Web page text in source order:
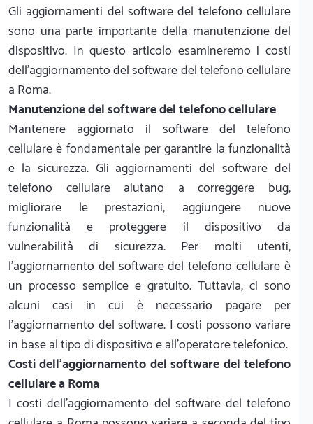
Gli aggiornamenti del software del telefono cellulare
sono una parte importante della manutenzione del
dispositivo. In questo articolo esamineremo i costi
dell'aggiornamento del software del telefono cellulare
a Roma.
Manutenzione del software del telefono cellulare
Mantenere aggiornato il software del telefono
cellulare è fondamentale per garantire la funzionalità
e la sicurezza. Gli aggiornamenti del software del
telefono cellulare aiutano a correggere bug,
migliorare le prestazioni, aggiungere nuove
funzionalità e proteggere il dispositivo da
vulnerabilità di sicurezza. Per molti utenti,
l'aggiornamento del software del telefono cellulare è
un processo semplice e gratuito. Tuttavia, ci sono
alcuni casi in cui è necessario pagare per
l'aggiornamento del software. I costi possono variare
in base al tipo di dispositivo e all'operatore telefonico.
Costi dell'aggiornamento del software del telefono
cellulare a Roma
I costi dell'aggiornamento del software del telefono